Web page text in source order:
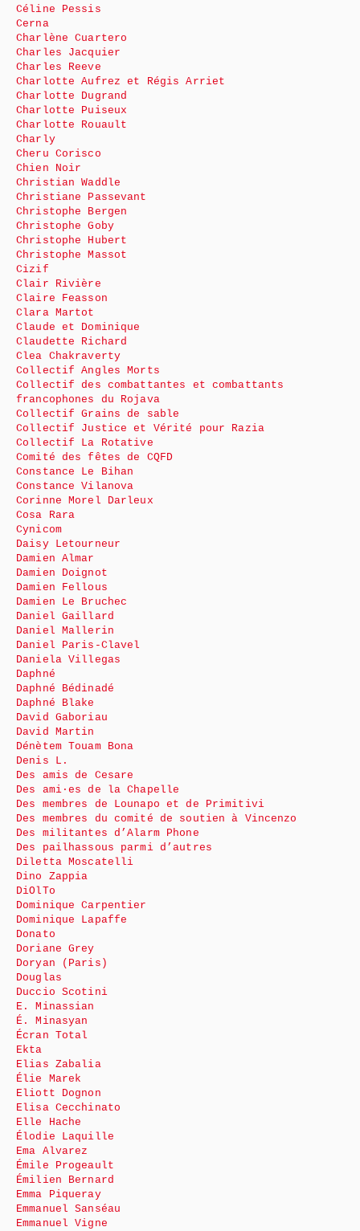
Céline Pessis
Cerna
Charlène Cuartero
Charles Jacquier
Charles Reeve
Charlotte Aufrez et Régis Arriet
Charlotte Dugrand
Charlotte Puiseux
Charlotte Rouault
Charly
Cheru Corisco
Chien Noir
Christian Waddle
Christiane Passevant
Christophe Bergen
Christophe Goby
Christophe Hubert
Christophe Massot
Cizif
Clair Rivière
Claire Feasson
Clara Martot
Claude et Dominique
Claudette Richard
Clea Chakraverty
Collectif Angles Morts
Collectif des combattantes et combattants
francophones du Rojava
Collectif Grains de sable
Collectif Justice et Vérité pour Razia
Collectif La Rotative
Comité des fêtes de CQFD
Constance Le Bihan
Constance Vilanova
Corinne Morel Darleux
Cosa Rara
Cynicom
Daisy Letourneur
Damien Almar
Damien Doignot
Damien Fellous
Damien Le Bruchec
Daniel Gaillard
Daniel Mallerin
Daniel Paris-Clavel
Daniela Villegas
Daphné
Daphné Bédinadé
Daphné Blake
David Gaboriau
David Martin
Dénètem Touam Bona
Denis L.
Des amis de Cesare
Des ami·es de la Chapelle
Des membres de Lounapo et de Primitivi
Des membres du comité de soutien à Vincenzo
Des militantes d’Alarm Phone
Des pailhassous parmi d’autres
Diletta Moscatelli
Dino Zappia
DiOlTo
Dominique Carpentier
Dominique Lapaffe
Donato
Doriane Grey
Doryan (Paris)
Douglas
Duccio Scotini
E. Minassian
É. Minasyan
Écran Total
Ekta
Elias Zabalia
Élie Marek
Eliott Dognon
Elisa Cecchinato
Elle Hache
Élodie Laquille
Ema Alvarez
Émile Progeault
Émilien Bernard
Emma Piqueray
Emmanuel Sanséau
Emmanuel Vigne